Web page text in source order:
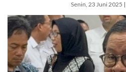
Senin, 23 Juni 2025